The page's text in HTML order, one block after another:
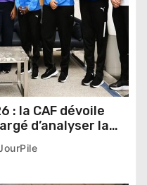
: la CAF dévoile
d’analyser la